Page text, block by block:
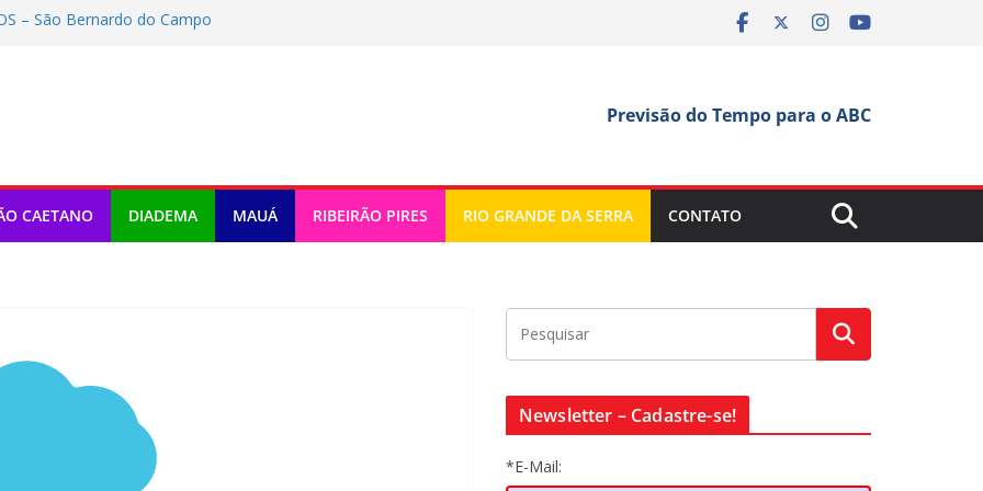
– São Bernardo do Campo
shows infantis aos domingos
mobiliza apoio do estado
André (inscrições até 23/08/2026)
Previsão do Tempo para o ABC
CAETANO DIADEMA MAUÁ RIBEIRÃO PIRES RIO GRANDE DA SERRA CONTATO
Newsletter – Cadastre-se!
*E-Mail: